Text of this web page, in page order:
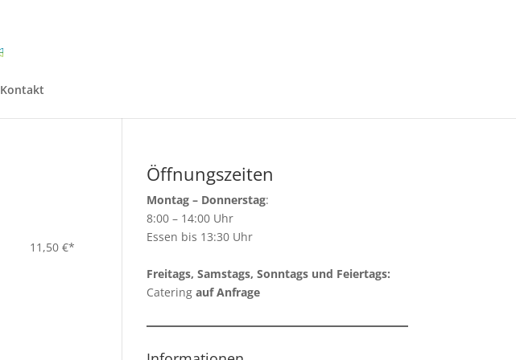
Kontakt
11,50 €*
Öffnungszeiten
Montag – Donnerstag:
8:00 – 14:00 Uhr
Essen bis 13:30 Uhr
Freitags, Samstags, Sonntags und Feiertags:
Catering auf Anfrage